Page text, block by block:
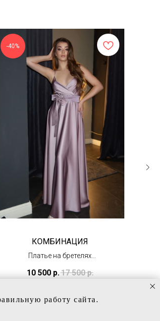
-40%
КОМБИНАЦИЯ
Платье на бретелях
"Олимпийский")
10 500 р.17 500 р.
работу сайта.